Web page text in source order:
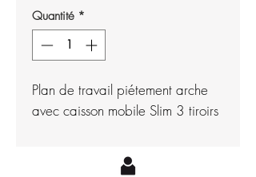
Quantité *
Plan de travail piétement arche
avec caisson mobile Slim 3 tiroirs